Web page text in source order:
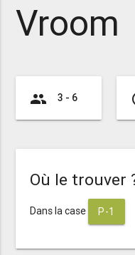
Vroom
group 3 - 6
Où le trouver
Dans la case P-1